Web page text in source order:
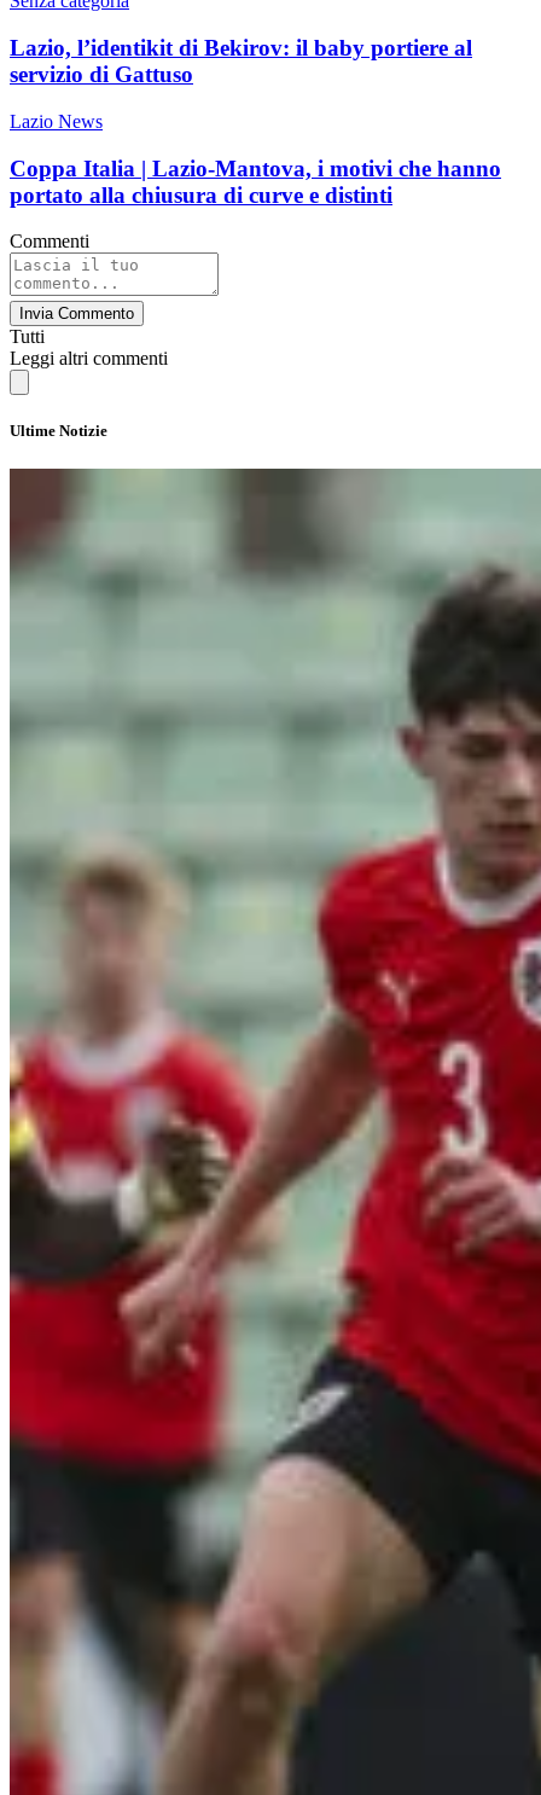
Lazio, l’identikit di Bekirov: il baby portiere al
servizio di Gattuso
Lazio News
Coppa Italia | Lazio-Mantova, i motivi che hanno
portato alla chiusura di curve e distinti
Commenti
Invia Commento
Tutti
Leggi altri commenti
Ultime Notizie